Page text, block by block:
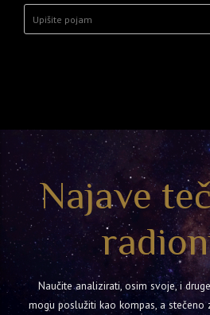
Najave
Naučite analizirati, osim svoje, i
mogu poslužiti kao kompas, a stečeno